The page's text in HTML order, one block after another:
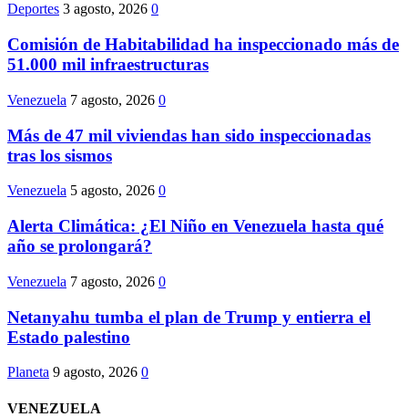
Deportes 3 agosto, 2026 0
Comisión de Habitabilidad ha inspeccionado más de
51.000 mil infraestructuras
Venezuela 7 agosto, 2026 0
Más de 47 mil viviendas han sido inspeccionadas
tras los sismos
Venezuela 5 agosto, 2026 0
Alerta Climática: ¿El Niño en Venezuela hasta qué
año se prolongará?
Venezuela 7 agosto, 2026 0
Netanyahu tumba el plan de Trump y entierra el
Estado palestino
Planeta 9 agosto, 2026 0
VENEZUELA